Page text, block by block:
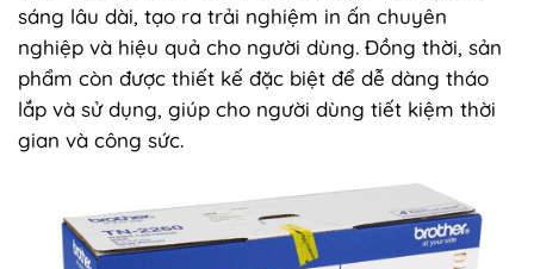
sáng lâu dài, tạo ra trải nghiệm in ấn chuyên
nghiệp và hiệu quả cho người dùng. Đồng thời, sản
phẩm còn được thiết kế đặc biệt để dễ dàng tháo
lắp và sử dụng, giúp cho người dùng tiết kiệm thời
gian và công sức.